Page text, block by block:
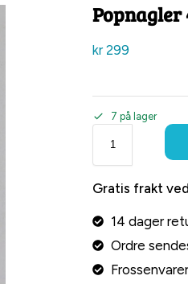
Popnagler
kr299
7 på lager
Gratis frakt
14 dager
Ordre